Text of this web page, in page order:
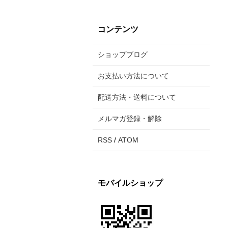
コンテンツ
ショップブログ
お支払い方法について
配送方法・送料について
メルマガ登録・解除
RSS / ATOM
モバイルショップ